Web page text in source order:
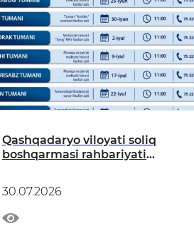
Qashqadaryo viloyati soliq
boshqarmasi rahbariyati
tashkil etilmoqda.
30.07.2026